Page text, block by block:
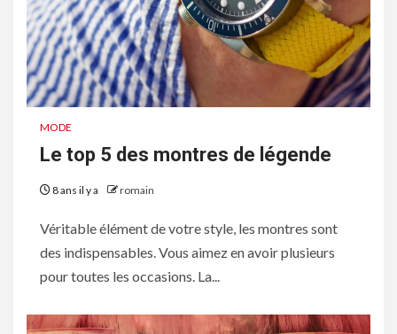
MODE
Le top 5 des montres de légende
8 ans il y a romain
Véritable élément de votre style, les montres sont
des indispensables. Vous aimez en avoir plusieurs
pour toutes les occasions. La...